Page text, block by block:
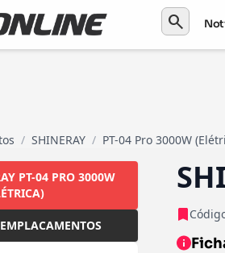
search
/ SHINERAY / PT-04 Pro 3000W
PT-04 PRO 3000W